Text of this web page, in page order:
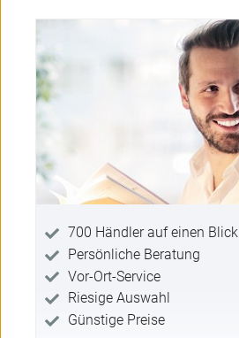
700 Händler auf einen Blick
Persönliche Beratung
Vor-Ort-Service
Riesige Auswahl
Günstige Preise